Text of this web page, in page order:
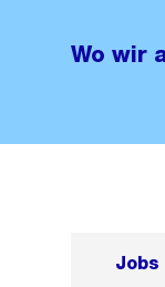
Wo wir
Jobs